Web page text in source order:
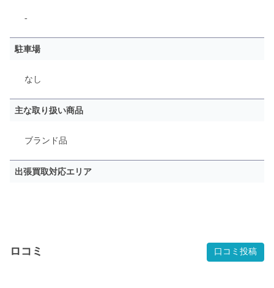
-
駐車場
なし
主な取り扱い商品
ブランド品
出張買取対応エリア
ロコミ 口コミ投稿